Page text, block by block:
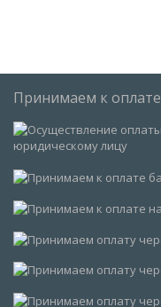
Принимаем к оплате